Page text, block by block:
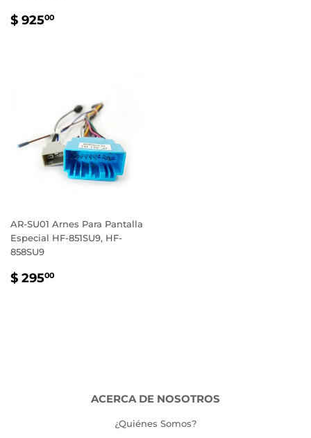
PRECIO
$ 92500
AR-SU01 Arnes Para Pantalla
Especial HF-851SU9, HF-
858SU9
PRECIO
$ 29500
ACERCA DE NOSOTROS
¿Quiénes Somos?